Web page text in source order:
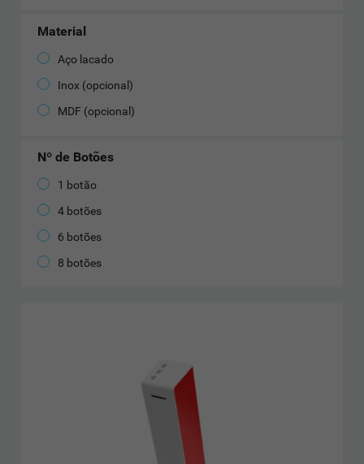
Material
Aço lacado
Inox (opcional)
MDF (opcional)
Nº de Botões
1 botão
4 botões
6 botões
8 botões